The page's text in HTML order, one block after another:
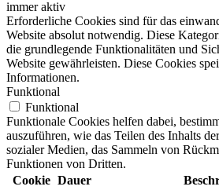
immer aktiv
Erforderliche Cookies sind für das
Website absolut notwendig. Diese
die grundlegende Funktionalitäten und
Website gewährleisten. Diese Cookies
Informationen.
Funktional
Funktional
Funktionale Cookies helfen dabei,
auszuführen, wie das Teilen des Inhalts
sozialer Medien, das Sammeln von
Funktionen von Dritten.
Cookie Dauer